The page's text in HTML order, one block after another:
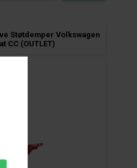
Støtdemper Volkswagen
CC (OUTLET)